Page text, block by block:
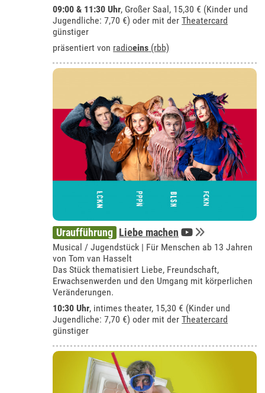
09:00 & 11:30 Uhr, Großer Saal , 15,30 € (Kinder und
Jugendliche: 7,70 €) oder mit derTheatercard
günstiger
präsentiert von radioeins (rbb)
Uraufführung Liebe machen
Musical / Jugendstück | Für Menschen ab 13 Jahren
von Tom van Hasselt
Das Stück thematisiert Liebe, Freundschaft,
Erwachsenwerden und den Umgang mit körperlichen
Veränderungen.
10:30 Uhr, intimes theater, 15,30 € (Kinder und
Jugendliche: 7,70 €) oder mit derTheatercard
günstiger